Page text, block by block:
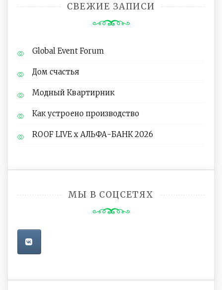
СВЕЖИЕ ЗАПИСИ
Global Event Forum
Дом счастья
Модный Квартирник
Как устроено производство
ROOF LIVE x АЛЬФА-БАНК 2026
МЫ В СОЦСЕТЯХ